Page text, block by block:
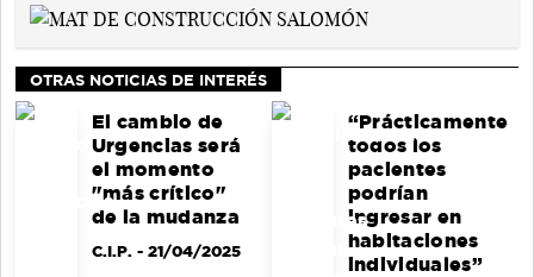
OTRAS NOTICIAS DE INTERÉS
El cambio de
Urgencias será
el momento
"más crítico"
de la mudanza
C.I.P.- 21/04/2025
“Prácticamente
todos los
pacientes
podrían
ingresar en
habitaciones
individuales”